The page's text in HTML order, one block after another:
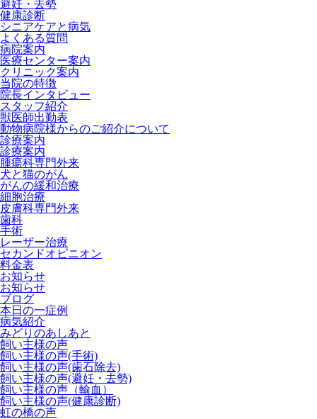
避妊・去勢
健康診断
シニアケアと病気
よくある質問
病院案内
医療センター案内
クリニック案内
当院の特徴
院長インタビュー
スタッフ紹介
獣医師出勤表
動物病院様からのご紹介について
診療案内
診療案内
腫瘍科専門外来
犬と猫のがん
がんの緩和治療
細胞治療
皮膚科専門外来
歯科
手術
レーザー治療
セカンドオピニオン
料金表
お知らせ
お知らせ
ブログ
本日の一症例
病気紹介
みどりのあしあと
飼い主様の声
飼い主様の声(手術)
飼い主様の声(歯石除去)
飼い主様の声(避妊・去勢)
飼い主様の声（輸血）
飼い主様の声(健康診断)
虹の橋の声